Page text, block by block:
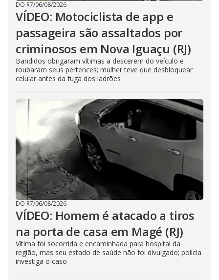
DO R7/06/08/2026
VÍDEO: Motociclista de app e
passageira são assaltados por
criminosos em Nova Iguaçu (RJ)
Bandidos obrigaram vítimas a descerem do veículo e
roubaram seus pertences; mulher teve que desbloquear
celular antes da fuga dos ladrões
DO R7/06/08/2026
VÍDEO: Homem é atacado a tiros
na porta de casa em Magé (RJ)
Vítima foi socorrida e encaminhada para hospital da
região, mas seu estado de saúde não foi divulgado; polícia
investiga o caso